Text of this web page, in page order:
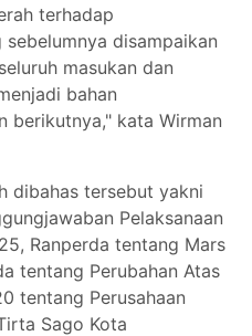
terhadap
disampaikan
masukan dan
bahan
berikutnya," kata Wirman
dibahas tersebut yakni
Pelaksanaan
Ranperda tentang Mars
tentang Perubahan Atas
tentang Perusahaan
Sago Kota